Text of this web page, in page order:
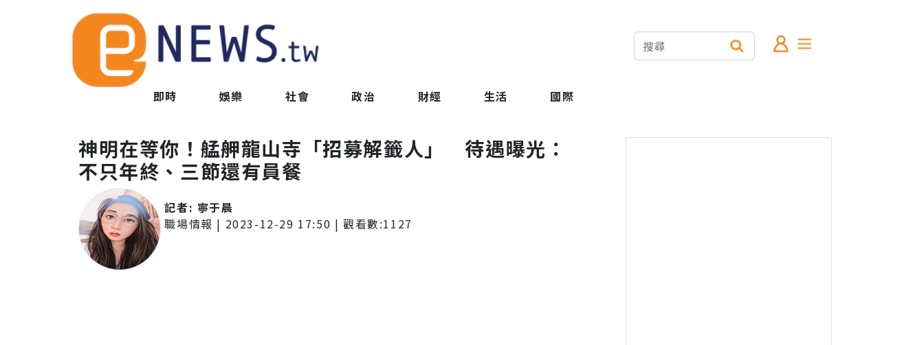
即時 娛樂 社會 政治 財經 生活 國際
神明在等你！艋舺龍山寺「招募解籤人」 待遇曝光：
不只年終、三節還有員餐
記者: 寧于晨
職場情報 | 2023-12-29 17:50 | 觀看數:1127